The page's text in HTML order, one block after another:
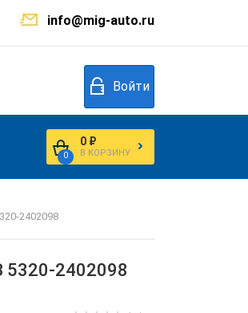
info@mig-auto.ru
Войти
0
0 ₽
В КОРЗИНУ
2402098
5320-2402098